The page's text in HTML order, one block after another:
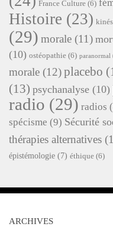
France Culture (6)
Histoire (23)
(29) morale (11)
(10) ostéopathie (6) paranormal
morale (12)placebo
(13) psychanalyse (10)
radio (29) radios
spécisme (9) Sécurité
thérapies alternatives
épistémologie (7) éthique (6)
ARCHIVES